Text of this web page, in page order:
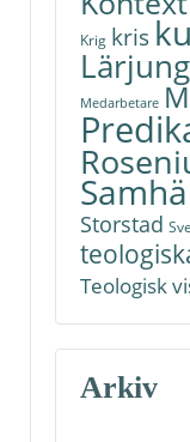
Krig kris
Medarbetare
Storstad
Teologisk
Arkiv